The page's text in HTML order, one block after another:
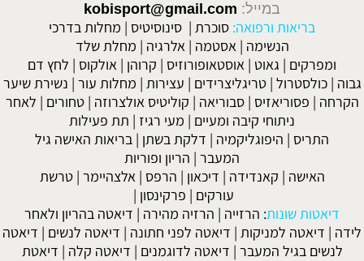
במייל: kobisport@gmail.com
בריאות ורפואה: סוכרת | סינוסיטיס | מחלות בדרכי
הנשימה |אסטמה |אלרגיה | מחלת שלד
ומפרקים | גאוט | אוסטאופורוזיס | קרוהן | אולקוס | לחץ דם
גבוה |כולסטרול |טריגליצרידים | עצירות | מחלות עור | נשירת שיער
הקרחה | פסוריאזיס |סבוריאה | קוליטיס אולצרוזה |טחורים | לאחר
ניתוחי קיבה ומעיים | מעי רגיז | תת פעילות
התריס | היפוגליקמיה | דלקת בשתן | בריאות האישה גיל
המעבר | הריון ופוריות
האישה | קאנדידה | דיכאון | הרפס |אלצהיימר |טרשת
עורקים | פרקינסון |
דיאטות שונות: הרזייה | הרזיה מהירה | דיאטה בהריון ולאחר
לידה | דיאטה למניקות | דיאטה לפני חתונה | דיאטה לנשים | דיאטה
לנשים בגיל המעבר | דיאטה לדוגמנים | דיאטה קלה | דיאטת